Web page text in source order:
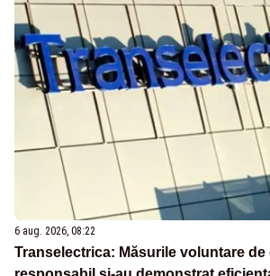
6 aug. 2026, 08:22
Transelectrica: Măsurile voluntare